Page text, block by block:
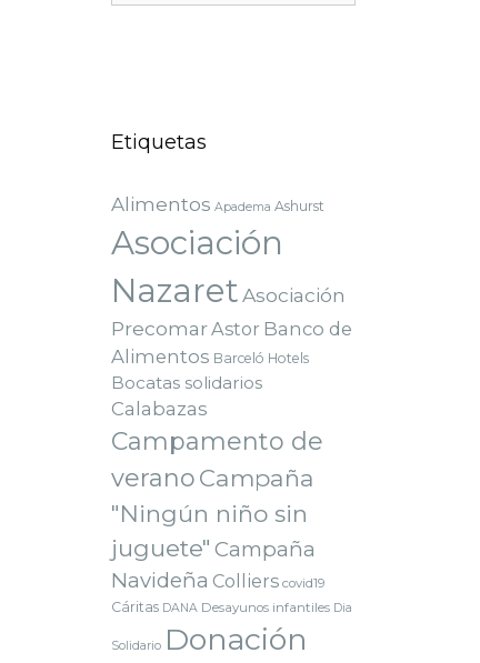
Etiquetas
Alimentos Apadema Ashurst
Asociación
NazaretAsociación
PrecomarAstor Banco de
Alimentos Barceló Hotels
Bocatas solidarios
Calabazas
Campamento de
verano Campaña
"Ningún niño sin
juguete" Campaña
Navideña Colliers covid19
Cáritas DANA Desayunos infantiles Dia
Solidario Donación